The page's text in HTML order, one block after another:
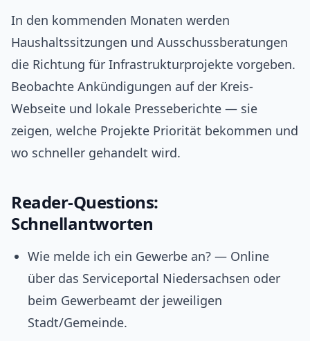
In den kommenden Monaten werden
Haushaltssitzungen und Ausschussberatungen
die Richtung für Infrastrukturprojekte vorgeben.
Beobachte Ankündigungen auf der Kreis-
Webseite und lokale Presseberichte — sie
zeigen, welche Projekte Priorität bekommen und
wo schneller gehandelt wird.
Reader-Questions:
Schnellantworten
Wie melde ich ein Gewerbe an? — Online
über das Serviceportal Niedersachsen oder
beim Gewerbeamt der jeweiligen
Stadt/Gemeinde.